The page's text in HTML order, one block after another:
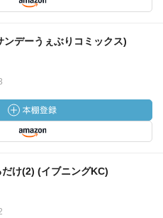
デーうぇぶりコミックス)
け(2) (イブニングKC)